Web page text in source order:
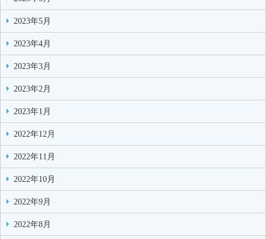
2023年5月
2023年4月
2023年3月
2023年2月
2023年1月
2022年12月
2022年11月
2022年10月
2022年9月
2022年8月